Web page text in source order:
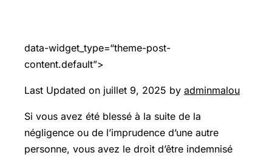
data-widget_type=“theme-post-
content.default”>
Last Updated on juillet 9, 2025 by adminmalou
Si vous avez été blessé à la suite de la
négligence ou de l’imprudence d’une autre
personne, vous avez le droit d’être indemnisé